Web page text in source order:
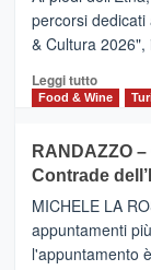
nei
primi
nella
PALACE
UN
HOTEL
FOUR
IL
NUOVO
CLUB
percorsi
& Cultura
Leggi tuttoLeggi
di
(Ct)
–
Benanti
presenta
“Vino
Food & Wine
RANDAZZO
Contrade
MICHELE LA
appuntamenti
l'appuntamento